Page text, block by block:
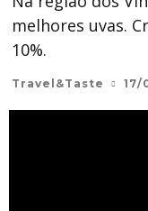
melhores uvas.
10%.
Travel&Taste 17/